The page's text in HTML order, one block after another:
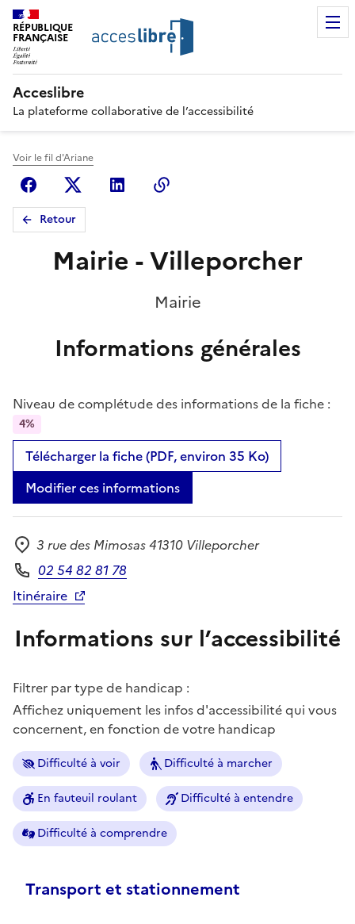
RÉPUBLIQUE
FRANÇAISE
Acceslibre
La plateforme collaborative de l’accessibilité
Voir le fil d'Ariane
FacebookX (anciennement Twitter)
Linkedin
Retour
Mairie - Villeporcher
Mairie
Informations générales
Niveau de complétude des informations de la fiche :
4%
Télécharger la fiche (PDF, environ 35 Ko)
Modifier ces informations
Adresse
3 rue des Mimosas 41310 Villeporcher
Téléphone
02 54 82 81 78
Itinéraire
Informations sur l’accessibilité
Filtrer par type de handicap :
Affichez uniquement les infos d'accessibilité qui vous
concernent, en fonction de votre handicap
Difficulté à voir Difficulté à marcher
En fauteuil roulant Difficulté à entendre
Difficulté à comprendre
Transport et stationnement